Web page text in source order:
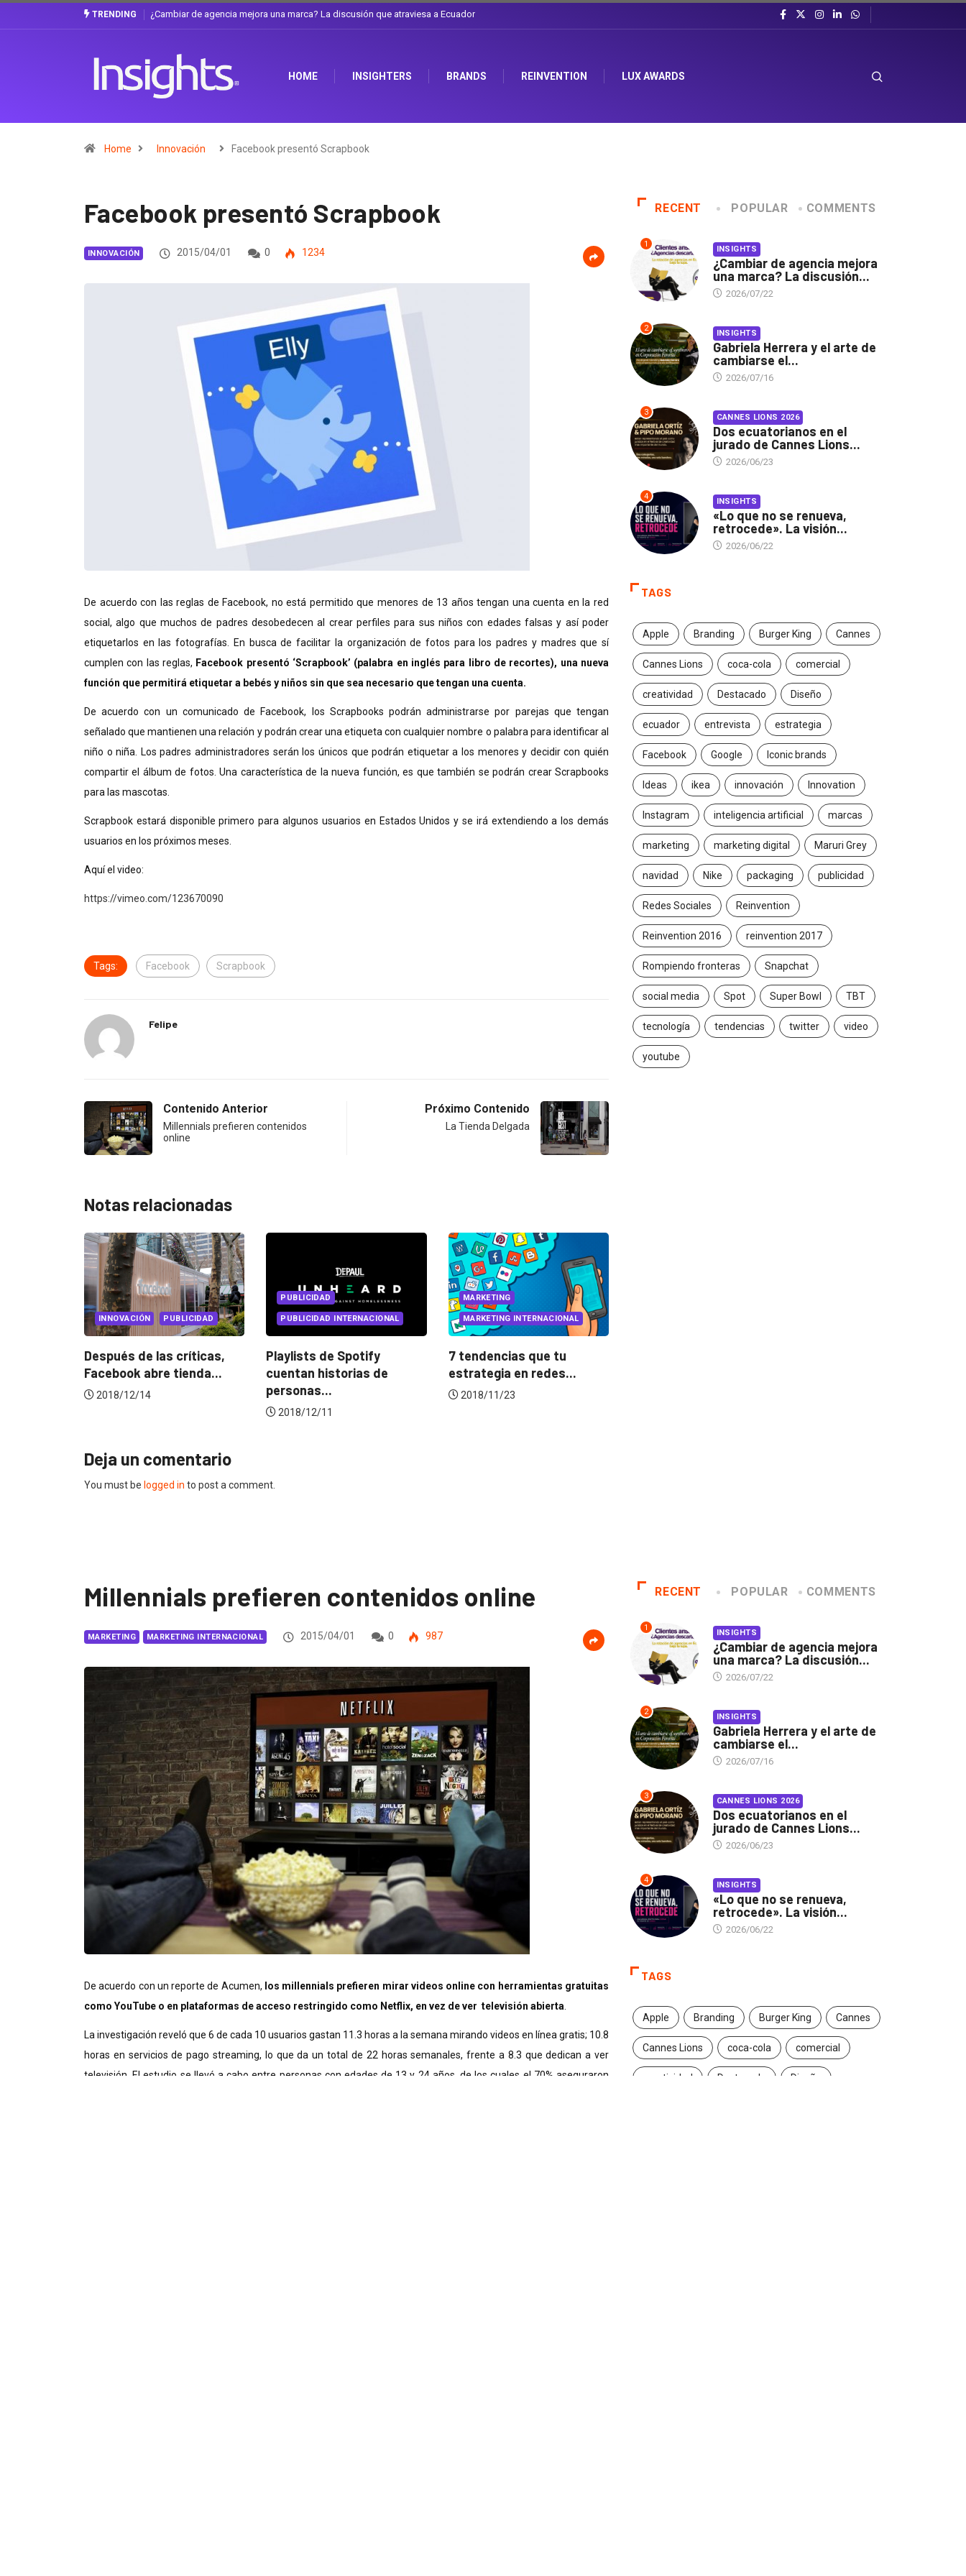
TRENDING
mejora una marca? La discusión que atraviesa a EcuadorGabriela Herrera y el arte de cambiarse el sombrero en Corporación Favorita
HOME INSIGHTERS BRANDS REINVENTION LUX AWARDS
Home Innovación Facebook presentó Scrapbook
Facebook presentó Scrapbook
INNOVACIÓN 2015/04/01 0 1234
De acuerdo con las reglas de Facebook, no está permitido que menores de 13 años tengan una cuenta en la red
social, algo que muchos de padres desobedecen al crear perfiles para sus niños con edades falsas y así poder
etiquetarlos en las fotografías. En busca de facilitar la organización de fotos para los padres y madres que sí
cumplen con las reglas, Facebook presentó ‘Scrapbook’ (palabra en inglés para libro de recortes), una nueva
función que permitirá etiquetar a bebés y niños sin que sea necesario que tengan una cuenta.
De acuerdo con un comunicado de Facebook, los Scrapbooks podrán administrarse por parejas que tengan
señalado que mantienen una relación y podrán crear una etiqueta con cualquier nombre o palabra para identificar al
niño o niña. Los padres administradores serán los únicos que podrán etiquetar a los menores y decidir con quién
compartir el álbum de fotos. Una característica de la nueva función, es que también se podrán crear Scrapbooks
para las mascotas.
Scrapbook estará disponible primero para algunos usuarios en Estados Unidos y se irá extendiendo a los demás
usuarios en los próximos meses.
Aquí el video:
https://vimeo.com/123670090
Tags: Facebook Scrapbook
Felipe
Contenido Anterior
Millennials prefieren contenidos
online
Próximo Contenido
La Tienda Delgada
Notas relacionadas
INNOVACIÓN PUBLICIDAD
Después de las críticas,
Facebook abre tienda...
2018/12/14
PUBLICIDAD
PUBLICIDAD INTERNACIONAL
Playlists de Spotify
cuentan historias de
personas...
2018/12/11
MARKETING
MARKETING INTERNACIONAL
7 tendencias que tu
estrategia en redes...
2018/11/23
Deja un comentario
You must be logged in to post a comment.
RECENT POPULAR COMMENTS
1 INSIGHTS
¿Cambiar de agencia mejora
una marca? La discusión...
2026/07/22
2 INSIGHTS
Gabriela Herrera y el arte de
cambiarse el...
2026/07/16
3 CANNES LIONS 2026
Dos ecuatorianos en el
jurado de Cannes Lions...
2026/06/23
4 INSIGHTS
«Lo que no se renueva,
retrocede». La visión...
2026/06/22
TAGS
Apple Branding Burger King Cannes
Cannes Lions coca-cola comercial
creatividad Destacado Diseño
ecuador entrevista estrategia
Facebook Google Iconic brands
Ideas ikea innovación Innovation
Instagram inteligencia artificial marcas
marketing marketing digital Maruri Grey
navidad Nike packaging publicidad
Redes Sociales Reinvention
Reinvention 2016 reinvention 2017
Rompiendo fronteras Snapchat
social media Spot Super Bowl TBT
tecnología tendencias twitter video
youtube
Millennials prefieren contenidos online
MARKETING MARKETING INTERNACIONAL 2015/04/01 0 987
De acuerdo con un reporte de Acumen, los millennials prefieren mirar videos online con herramientas gratuitas
como YouTube o en plataformas de acceso restringido como Netflix, en vez de ver televisión abierta.
La investigación reveló que 6 de cada 10 usuarios gastan 11.3 horas a la semana mirando videos en línea gratis; 10.8
horas en servicios de pago streaming, lo que da un total de 22 horas semanales, frente a 8.3 que dedican a ver
televisión. El estudio se llevó a cabo entre personas con edades de 13 y 24 años, de los cuales el 70% aseguraron
RECENT POPULAR COMMENTS
1 INSIGHTS
¿Cambiar de agencia mejora
una marca? La discusión...
2026/07/22
2 INSIGHTS
Gabriela Herrera y el arte de
cambiarse el...
2026/07/16
3 CANNES LIONS 2026
Dos ecuatorianos en el
jurado de Cannes Lions...
2026/06/23
4 INSIGHTS
«Lo que no se renueva,
retrocede». La visión...
2026/06/22
TAGS
Apple Branding Burger King Cannes
Cannes Lions coca-cola comercial
creatividad Destacado Diseño